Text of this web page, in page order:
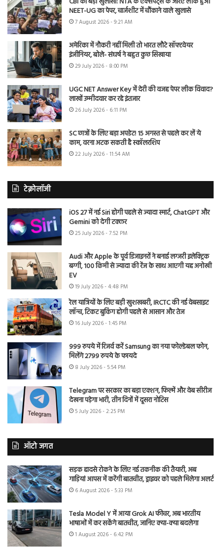
NEET-UG का पेपर, चार्जशीट में चौंकाने वाले खुलासे
7 August 2026 - 9:21 AM
अमेरिका में नौकरी नहीं मिली तो भारत लौटे सॉफ्टवेयर
इंजीनियर, बोले- संघर्ष ने बहुत कुछ सिखाया
29 July 2026 - 8:00 PM
UGC NET Answer Key में देरी की वजह पेपर लीक विवाद?
लाखों उम्मीदवार कर रहे इंतजार
26 July 2026 - 6:11 PM
SC छात्रों के लिए बड़ा अपडेट! 15 अगस्त से पहले कर लें ये
काम, वरना अटक सकती है स्कॉलरशिप
22 July 2026 - 11:54 AM
टेक्नोलॉजी
iOS 27 में नई Siri होगी पहले से ज्यादा स्मार्ट, ChatGPT और
Gemini को देगी टक्कर
25 July 2026 - 7:52 PM
Audi और Apple के पूर्व डिजाइनरों ने बनाई लग्जरी इलेक्ट्रिक
बग्गी, 100 किमी से ज्यादा की रेंज के साथ आएगी यह अनोखी
EV
19 July 2026 - 4:48 PM
रेल यात्रियों के लिए बड़ी खुशखबरी, IRCTC की नई वेबसाइट
लॉन्च, टिकट बुकिंग होगी पहले से आसान और तेज
16 July 2026 - 1:45 PM
999 रुपये में रिजर्व करें Samsung का नया फोल्डेबल फोन,
मिलेंगे 2799 रुपये के फायदे
8 July 2026 - 5:54 PM
Telegram पर सरकार का बड़ा एक्शन, फिल्में और वेब सीरीज
देखना पड़ेगा भारी, तीन दिनों में दूसरा नोटिस
5 July 2026 - 2:25 PM
ऑटो जगत
सड़क हादसे रोकने के लिए नई तकनीक की तैयारी, अब
गाड़ियां आपस में करेंगी बातचीत, ड्राइवर को पहले मिलेगा अलर्ट
6 August 2026 - 5:33 PM
Tesla Model Y में आया Grok AI फीचर, अब भारतीय
भाषाओं में कर सकेंगे बातचीत, जानिए क्या-क्या बदलेगा
1 August 2026 - 6:42 PM